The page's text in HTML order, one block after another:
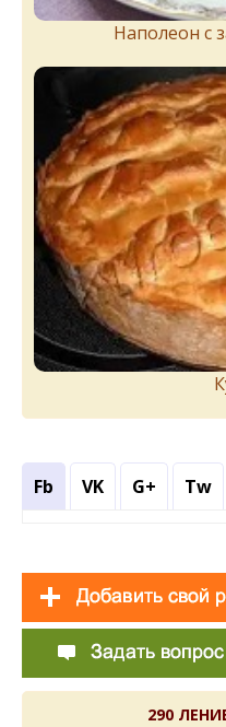
Наполеон с
Fb VK G+ Tw
290